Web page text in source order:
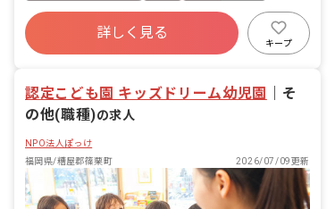
ボーナス・賞与あり
有給
昇給昇進あり
産休育休制度
交通費支給 給食費補助
詳しく見る
キープ
認定こども園 キッズドリーム幼児園
そ
の他(職種)の求人
NPO法人ぽっけ
福岡県/糟屋郡篠栗町
2026/07/09更新